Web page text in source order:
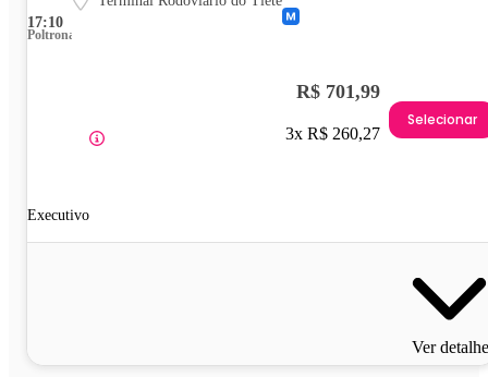
17:10
Poltrona
Executivo
R$ 701,99
3x R$ 260,27
Selecionar
Ver